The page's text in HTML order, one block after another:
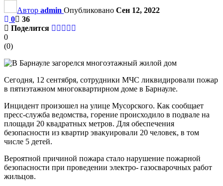
Автор admin Опубликовано Сен 12, 2022
0
36
Поделится
0
(0)
Сегодня, 12 сентября, сотрудники МЧС ликвидировали пожар
в пятиэтажном многоквартирном доме в Барнауле.
Инцидент произошел на улице Мусорского. Как сообщает
пресс-служба ведомства, горение происходило в подвале на
площади 20 квадратных метров. Для обеспечения
безопасности из квартир эвакуировали 20 человек, в том
числе 5 детей.
Вероятной причиной пожара стало нарушение пожарной
безопасности при проведении электро- газосварочных работ
жильцов.